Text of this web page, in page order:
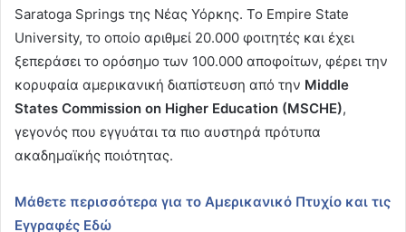
Saratoga Springs της Νέας Υόρκης. Το Empire State
University, το οποίο αριθμεί 20.000 φοιτητές και έχει
ξεπεράσει το ορόσημο των 100.000 αποφοίτων, φέρει την
κορυφαία αμερικανική διαπίστευση από την Middle
States Commission on Higher Education (MSCHE),
γεγονός που εγγυάται τα πιο αυστηρά πρότυπα
ακαδημαϊκής ποιότητας.
Μάθετε περισσότερα για το Αμερικανικό Πτυχίο και τις
Εγγραφές Εδώ